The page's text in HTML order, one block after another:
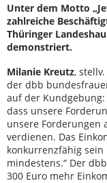
Unter dem Motto
zahlreiche
Thüringer
demonstriert.
Milanie Kreutz,
der dbb
auf der
dass unsere
unsere Forderungen
verdienen. Das
konkurrenzfähig
mindestens.“ Der
300 Euro mehr